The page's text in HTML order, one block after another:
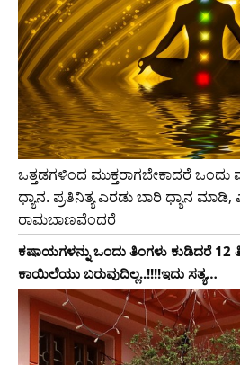
ಒತ್ತಡಗಳಿಂದ ಮುಕ್ತರಾಗಬೇಕಾದರೆ
ಧ್ಯಾನ. ಪ್ರತಿನಿತ್ಯ ಎರಡು ಬಾರಿ ಧ್ಯಾನ
ರಾಮಬಾಣವೆಂದರೆ
ಕಷಾಯಗಳನ್ನು ಒಂದು ತಿಂಗಳು ಕುಡಿದರೆ
ಕಾಯಿಲೆಯು ಬರುವುದಿಲ್ಲ..!!!!ಇದು ಸತ್ಯ…